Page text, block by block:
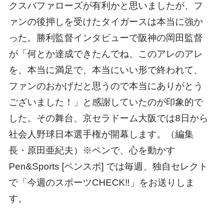
クスバファローズが有利かと思いましたが、フ
ァンの後押しを受けたタイガースは本当に強か
った。勝利監督インタビューで阪神の岡田監督
が「何とか達成できたんでね、このアレのアレ
を、本当に満足で、本当にいい形で終われて、
ファンのおかげだと思うので本当にありがとう
ございました！」と感謝していたのが印象的で
した。その舞台、京セラドーム大阪では8日から
社会人野球日本選手権が開幕します。（編集
長・原田亜紀夫）※ペンで、心を動かす
Pen&Sports [ペンスポ] では毎週、独自セレクト
で「今週のスポーツCHECK‼」をお送りしま
す。